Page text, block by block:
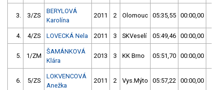
3. 3/ZS
BERYLOVÁ
Karolína
2011 2 Olomouc 05:35,55 00:00,00
4. 4/ZS LOVECKÁ Nela 2011 3 SKVeselí 05:49,46 00:00,00
5. 1/ZM
ŠAMÁNKOVÁ
Klára
2013 3 KK Brno 05:51,70 00:00,00
6. 5/ZS
LOKVENCOVÁ
Anežka
2011 2 Vys.Mýto 05:57,22 00:00,00